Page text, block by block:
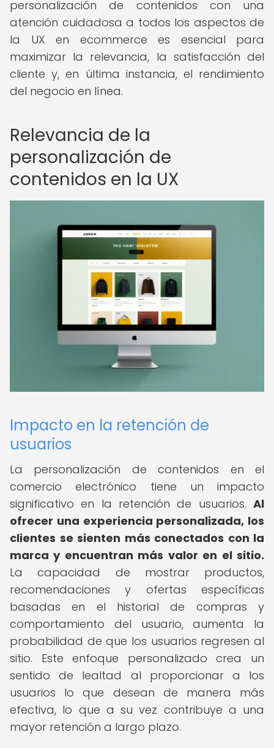
personalización de contenidos con una
atención cuidadosa a todos los aspectos de
la UX en ecommerce es esencial para
maximizar la relevancia, la satisfacción del
cliente y, en última instancia, el rendimiento
del negocio en línea.
Relevancia de la
personalización de
contenidos en la UX
Impacto en la retención de
usuarios
La personalización de contenidos en el
comercio electrónico tiene un impacto
significativo en la retención de usuarios. Al
ofrecer una experiencia personalizada, los
clientes se sienten más conectados con la
marca y encuentran más valor en el sitio.
La capacidad de mostrar productos,
recomendaciones y ofertas específicas
basadas en el historial de compras y
comportamiento del usuario, aumenta la
probabilidad de que los usuarios regresen al
sitio. Este enfoque personalizado crea un
sentido de lealtad al proporcionar a los
usuarios lo que desean de manera más
efectiva, lo que a su vez contribuye a una
mayor retención a largo plazo.